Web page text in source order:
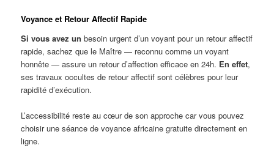
Voyance et Retour Affectif Rapide
Si vous avez un besoin urgent d’un voyant pour un retour affectif
rapide, sachez que le Maître — reconnu comme un voyant
honnête — assure un retour d’affection efficace en 24h. En effet,
ses travaux occultes de retour affectif sont célèbres pour leur
rapidité d’exécution.
L’accessibilité reste au cœur de son approche car vous pouvez
choisir une séance de voyance africaine gratuite directement en
ligne.